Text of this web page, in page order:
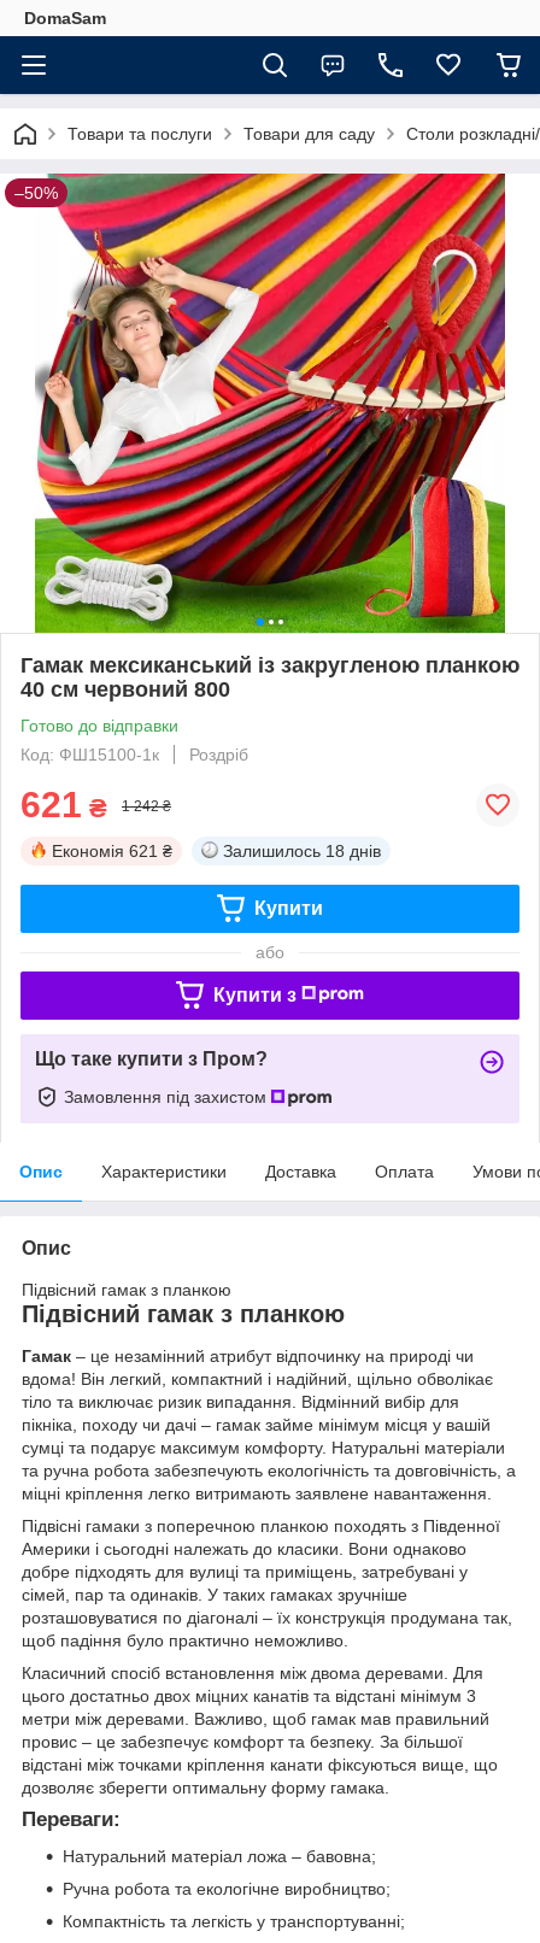
DomaSam
Товари та послуги Товари для саду Столи
–50%
Гамак мексиканський із закругленою планкою
40 см червоний 800
Готово до відправки
Код: ФШ15100-1к
Роздріб
621 ₴ 1 242 ₴
Економія 621 ₴ Залишилось 18 днів
Купити
або
Купити з
Що таке купити з Пром?
Замовлення під захистом
Опис Характеристики Доставка Оплата Умови
Опис
Підвісний гамак з планкою
Підвісний гамак з планкою
Гамак – це незамінний атрибут відпочинку на природі чи
вдома! Він легкий, компактний і надійний, щільно обволікає
тіло та виключає ризик випадання. Відмінний вибір для
пікніка, походу чи дачі – гамак займе мінімум місця у вашій
сумці та подарує максимум комфорту. Натуральні матеріали
та ручна робота забезпечують екологічність та довговічність, а
міцні кріплення легко витримають заявлене навантаження.
Підвісні гамаки з поперечною планкою походять з Південної
Америки і сьогодні належать до класики. Вони однаково
добре підходять для вулиці та приміщень, затребувані у
сімей, пар та одинаків. У таких гамаках зручніше
розташовуватися по діагоналі – їх конструкція продумана так,
щоб падіння було практично неможливо.
Класичний спосіб встановлення між двома деревами. Для
цього достатньо двох міцних канатів та відстані мінімум 3
метри між деревами. Важливо, щоб гамак мав правильний
провис – це забезпечує комфорт та безпеку. За більшої
відстані між точками кріплення канати фіксуються вище, що
дозволяє зберегти оптимальну форму гамака.
Переваги:
Натуральний матеріал ложа – бавовна;
Ручна робота та екологічне виробництво;
Компактність та легкість у транспортуванні;